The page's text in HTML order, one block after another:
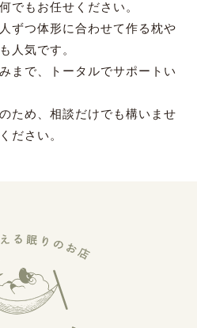
でもお任せください。
ずつ体形に合わせて作る枕や
人気です。
まで、トータルでサポートい
ため、相談だけでも構いませ
ださい。